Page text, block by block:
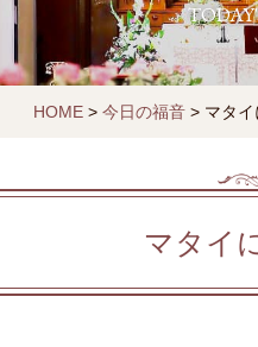
HOME > 今日の福音 > マタ
マタイ